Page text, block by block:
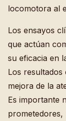
locomotora al
Los ensayos
que actúan
su eficacia en
Los
mejora de la
Es importante
prometedores,